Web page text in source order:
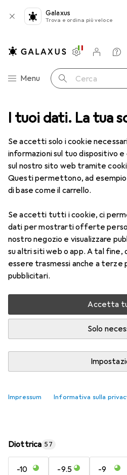
I tuoi dati. La tua
Se accetti solo i cookie
informazioni sul tuo dispositivo
sul nostro sito web tramite
Questi permettono, ad
di base come il carrello.
Se accetti tutti i cookie, ci
dati per mostrarti offerte
nostro negozio e visualizzare
su altri siti web o app. A tal
essere trasmessi anche a
pubblicitari.
Accetta
Solo
Impressum Informativa sulla
Galaxus
Trova e ordina più veloce
Categoria Navigazione
Menu Cerca
Impostazioni
Conto cliente
Liste di confronto
Liste dei desideri
Carrello
Lenti a contatto Air Optix
1
Air Optix HydraGlyde
-3, Obiettivo mensile, 6 pz.,
Prezzo in EUR IVA incl.
EUR
50,06 EUR
8,35/1pz.
Consegna tra gio, 13/8 e lun,
Più di 10 pezzi in stock
Aggiungi
Diottrica 57
-10 -9.5 -9